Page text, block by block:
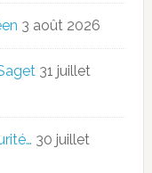
3 août 2026
31 juillet
30 juillet